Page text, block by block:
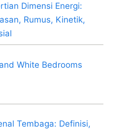
Dimensi Energi:
Rumus, Kinetik,
White Bedrooms
Tembaga: Definisi,